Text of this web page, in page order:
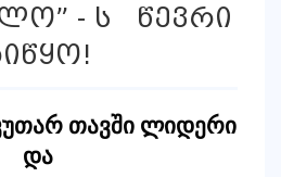
- ს წევრი
თავში ლიდერი
და